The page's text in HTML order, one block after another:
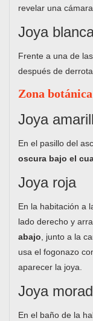
revelar una
Joya
Frente a una de
después de
Zona
Joya
En el pasillo del
oscura bajo el
Joya roja
En la habitación a
lado derecho y
abajo, junto a la
usa el fogonazo
aparecer la joya.
Joya
En el baño de la